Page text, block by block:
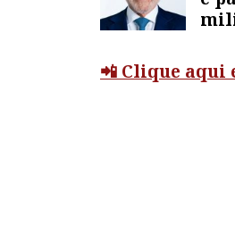
📲 Clique aqui